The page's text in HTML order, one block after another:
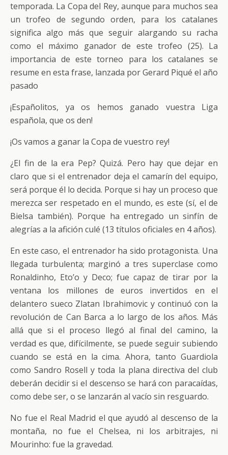
temporada. La Copa del Rey, aunque para muchos sea
un trofeo de segundo orden, para los catalanes
significa algo más que seguir alargando su racha
como el máximo ganador de este trofeo (25). La
importancia de este torneo para los catalanes se
resume en esta frase, lanzada por Gerard Piqué el año
pasado
¡Españolitos, ya os hemos ganado vuestra Liga
española, que os den!
¡Os vamos a ganar la Copa de vuestro rey!
¿El fin de la era Pep? Quizá. Pero hay que dejar en
claro que si el entrenador deja el camarín del equipo,
será porque él lo decida. Porque si hay un proceso que
merezca ser respetado en el mundo, es este (sí, el de
Bielsa también). Porque ha entregado un sinfín de
alegrías a la afición culé (13 títulos oficiales en 4 años).
En este caso, el entrenador ha sido protagonista. Una
llegada turbulenta; marginó a tres superclase como
Ronaldinho, Eto’o y Deco; fue capaz de tirar por la
ventana los millones de euros invertidos en el
delantero sueco Zlatan Ibrahimovic y continuó con la
revolución de Can Barca a lo largo de los años. Más
allá que si el proceso llegó al final del camino, la
verdad es que, difícilmente, se puede seguir subiendo
cuando se está en la cima. Ahora, tanto Guardiola
como Sandro Rosell y toda la plana directiva del club
deberán decidir si el descenso se hará con paracaídas,
como debe ser, o se lanzarán al vacío sin resguardo.
No fue el Real Madrid el que ayudó al descenso de la
montaña, no fue el Chelsea, ni los arbitrajes, ni
Mourinho: fue la gravedad.